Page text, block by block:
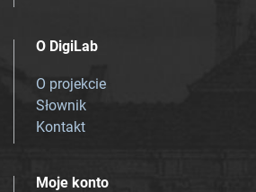
O DigiLab
O projekcie
Słownik
Kontakt
Moje konto